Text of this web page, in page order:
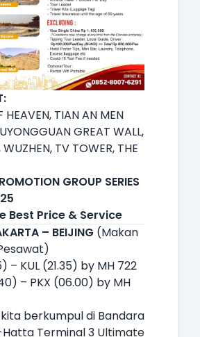
HEAVEN, TIAN AN MEN
GREAT WALL,
TV TOWER, THE
GROUP SERIES
Best Price & Service
– BEIJING (Makan
– KUL (21.35) by MH 722
– PKX (06.00) by MH
berkumpul di Bandara
Terminal 3 Ultimate